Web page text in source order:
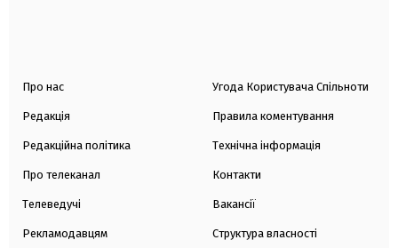
Про нас
Редакція
Редакційна політика
Про телеканал
Телеведучі
Рекламодавцям
Угода Користувача Спільноти
Правила коментування
Технічна інформація
Контакти
Вакансії
Структура власності